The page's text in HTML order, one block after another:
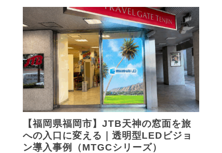
【福岡県福岡市】JTB天神の窓面を旅
への入口に変える｜透明型LEDビジョ
ン導入事例（MTGCシリーズ）